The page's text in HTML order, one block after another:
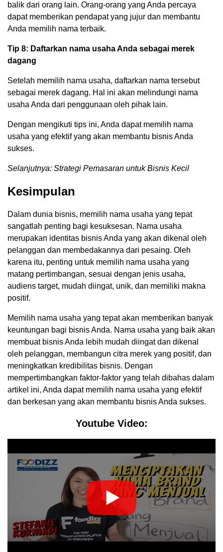
balik dari orang lain. Orang-orang yang Anda percaya
dapat memberikan pendapat yang jujur dan membantu
Anda memilih nama terbaik.
Tip 8: Daftarkan nama usaha Anda sebagai merek
dagang
Setelah memilih nama usaha, daftarkan nama tersebut
sebagai merek dagang. Hal ini akan melindungi nama
usaha Anda dari penggunaan oleh pihak lain.
Dengan mengikuti tips ini, Anda dapat memilih nama
usaha yang efektif yang akan membantu bisnis Anda
sukses.
Selanjutnya: Strategi Pemasaran untuk Bisnis Kecil
Kesimpulan
Dalam dunia bisnis, memilih nama usaha yang tepat
sangatlah penting bagi kesuksesan. Nama usaha
merupakan identitas bisnis Anda yang akan dikenal oleh
pelanggan dan membedakannya dari pesaing. Oleh
karena itu, penting untuk memilih nama usaha yang
matang pertimbangan, sesuai dengan jenis usaha,
audiens target, mudah diingat, unik, dan memiliki makna
positif.
Memilih nama usaha yang tepat akan memberikan banyak
keuntungan bagi bisnis Anda. Nama usaha yang baik akan
membuat bisnis Anda lebih mudah diingat dan dikenal
oleh pelanggan, membangun citra merek yang positif, dan
meningkatkan kredibilitas bisnis. Dengan
mempertimbangkan faktor-faktor yang telah dibahas dalam
artikel ini, Anda dapat memilih nama usaha yang efektif
dan berkesan yang akan membantu bisnis Anda sukses.
Youtube Video: